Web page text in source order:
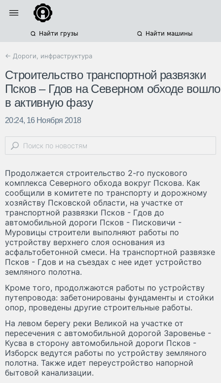
Найти грузы Найти машины
← Дороги, инфраструктура
Строительство транспортной развязки
Псков – Гдов на Северном обходе вошло
в активную фазу
20:24, 16 Ноября 2018
Продолжается строительство 2-го пускового
комплекса Северного обхода вокруг Пскова. Как
сообщили в комитете по транспорту и дорожному
хозяйству Псковской области, на участке от
транспортной развязки Псков - Гдов до
автомобильной дороги Псков - Писковичи -
Муровицы строители выполняют работы по
устройству верхнего слоя основания из
асфальтобетонной смеси. На транспортной развязке
Псков - Гдов и на съездах с нее идет устройство
земляного полотна.
Кроме того, продолжаются работы по устройству
путепровода: забетонированы фундаменты и стойки
опор, проведены другие строительные работы.
На левом берегу реки Великой на участке от
пересечения с автомобильной дорогой Заровенье -
Кусва в сторону автомобильной дороги Псков -
Изборск ведутся работы по устройству земляного
полотна. Также идет переустройство напорной
бытовой канализации.